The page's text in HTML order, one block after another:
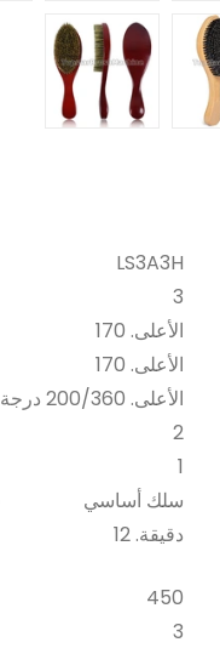
LS3A3H
3
الأعلى. 170
الأعلى. 170
الأعلى. 200/360 درجة
2
1
سلك أساسي
دقيقة. 12
450
3